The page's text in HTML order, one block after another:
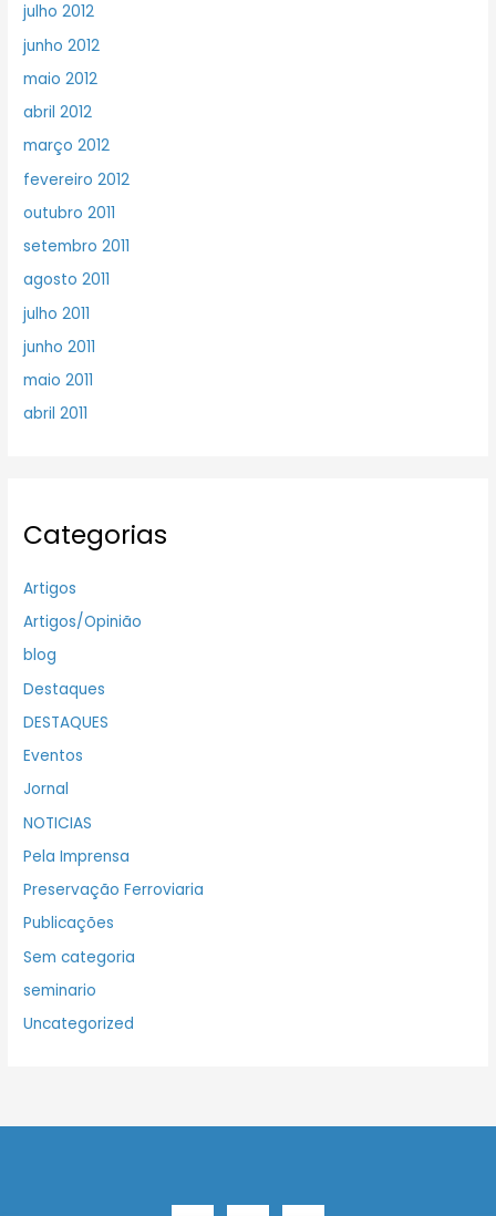
julho 2012
junho 2012
maio 2012
abril 2012
março 2012
fevereiro 2012
outubro 2011
setembro 2011
agosto 2011
julho 2011
junho 2011
maio 2011
abril 2011
Categorias
Artigos
Artigos/Opinião
blog
Destaques
DESTAQUES
Eventos
Jornal
NOTICIAS
Pela Imprensa
Preservação Ferroviaria
Publicações
Sem categoria
seminario
Uncategorized